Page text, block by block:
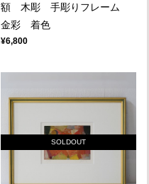
額 木彫 手彫りフレーム
金彩 着色
¥6,800
SOLDOUT